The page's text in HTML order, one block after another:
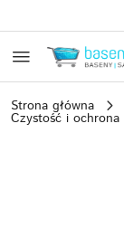
Strona główna
Czystość i ochrona